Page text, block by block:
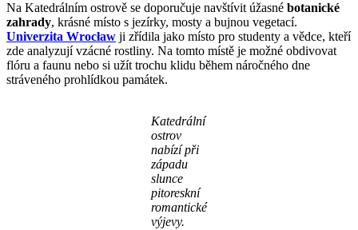
Na Katedrálním ostrově se doporučuje navštívit úžasné botanické
zahrady, krásné místo s jezírky, mosty a bujnou vegetací.
Univerzita Wrocław ji zřídila jako místo pro studenty a vědce, kteří
zde analyzují vzácné rostliny. Na tomto místě je možné obdivovat
flóru a faunu nebo si užít trochu klidu během náročného dne
stráveného prohlídkou památek.
Katedrální
ostrov
nabízí při
západu
slunce
pitoreskní
romantické
výjevy.